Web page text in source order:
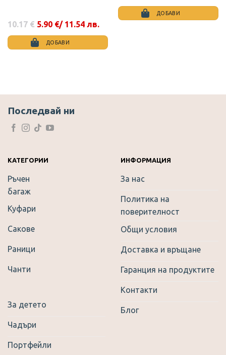
10.17 €
Original
price
10.17 €.
5.90 €
Текущата
цена
5.90 €.
/ 11.54 лв.
ДОБАВИ
variants.
The
may
on
product
page
ДОБАВИ
Последвай ни
КАТЕГОРИИ
Ръчен
багаж
Куфари
Сакове
Раници
Чанти
За детето
Чадъри
Портфейли
ИНФОРМАЦИЯ
За нас
Политика на
поверителност
Общи условия
Доставка и връщане
Гаранция на продуктите
Контакти
Блог